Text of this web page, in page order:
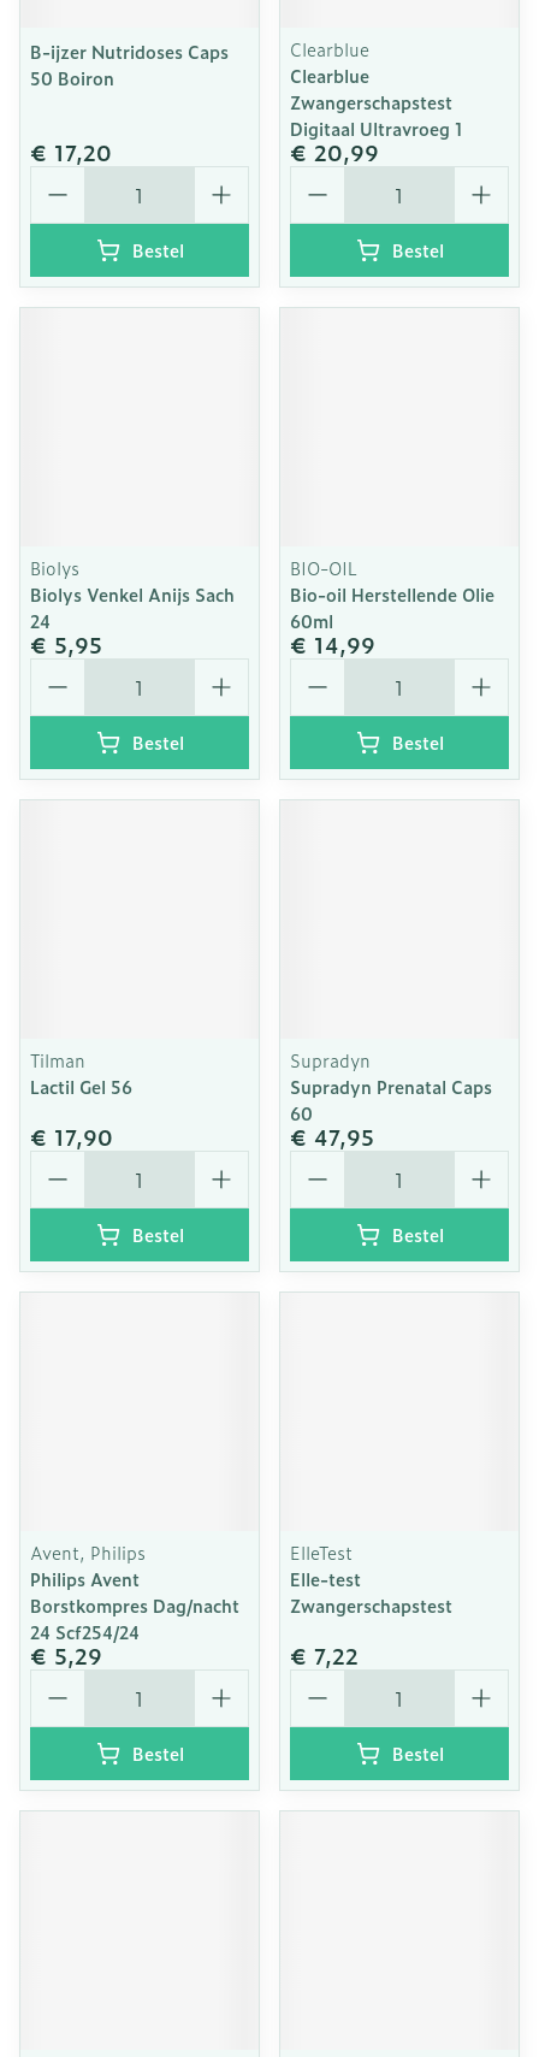
B-ijzer Nutridoses Caps
50 Boiron
€ 17,20
Aantal
Bestel
Clearblue
Clearblue
Zwangerschapstest
Digitaal Ultravroeg 1
€ 20,99
Aantal
Bestel
Biolys
Biolys Venkel Anijs Sach
24
€ 5,95
Aantal
Bestel
BIO-OIL
Bio-oil Herstellende Olie
60ml
€ 14,99
Aantal
Bestel
Tilman
Lactil Gel 56
€ 17,90
Aantal
Bestel
Supradyn
Supradyn Prenatal Caps
60
€ 47,95
Aantal
Bestel
Avent, Philips
Philips Avent
Borstkompres Dag/nacht
24 Scf254/24
€ 5,29
Aantal
Bestel
ElleTest
Elle-test
Zwangerschapstest
€ 7,22
Aantal
Bestel